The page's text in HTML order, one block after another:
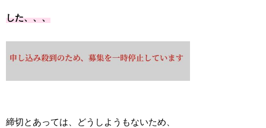
した、、、
締切とあっては、どうしようもないため、